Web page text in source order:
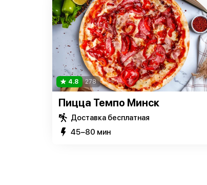
4.8 278
Пицца Темпо Минск
Доставка бесплатная
45−80 мин